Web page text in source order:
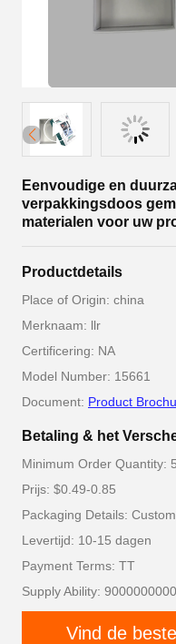
Eenvoudige en
verpakkingsdoos
materialen voor uw
Productdetails
Place of Origin: china
Merknaam: llr
Certificering: NA
Model Number: 15661
Document: Product
Betaling & het
Minimum Order Quantity:
Prijs: $0.49-0.85
Packaging Details:
Levertijd: 10-15 dagen
Payment Terms: TT
Supply Ability:
Vind de